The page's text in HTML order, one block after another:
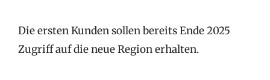
Die ersten Kunden sollen bereits Ende 2025
Zugriff auf die neue Region erhalten.